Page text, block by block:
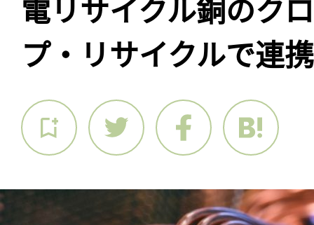
電リサイクル銅のク
プ・リサイクルで連携